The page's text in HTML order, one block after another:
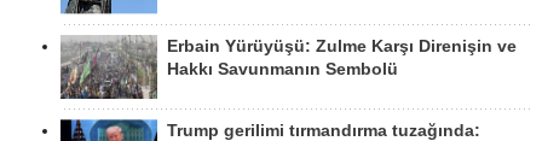
Erbain Yürüyüşü: Zulme Karşı Direnişin ve
Hakkı Savunmanın Sembolü
Trump gerilimi tırmandırma tuzağında: